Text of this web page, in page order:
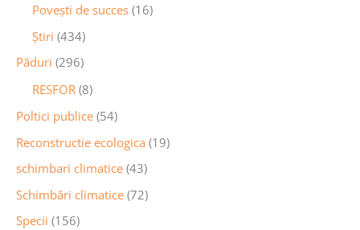
Povești de succes (16)
Știri (434)
Păduri (296)
RESFOR (8)
Poltici publice (54)
Reconstructie ecologica (19)
schimbari climatice (43)
Schimbări climatice (72)
Specii (156)